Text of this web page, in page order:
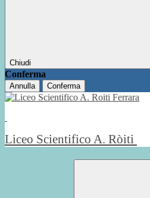
Chiudi
Conferma
Annulla Conferma
Liceo Scientifico A. Ròiti